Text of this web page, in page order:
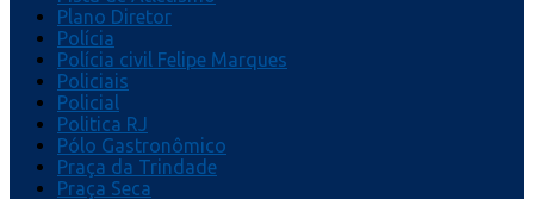
Plano Diretor
Polícia
Polícia civil Felipe Marques
Policiais
Policial
Politica RJ
Pólo Gastronômico
Praça da Trindade
Praça Seca